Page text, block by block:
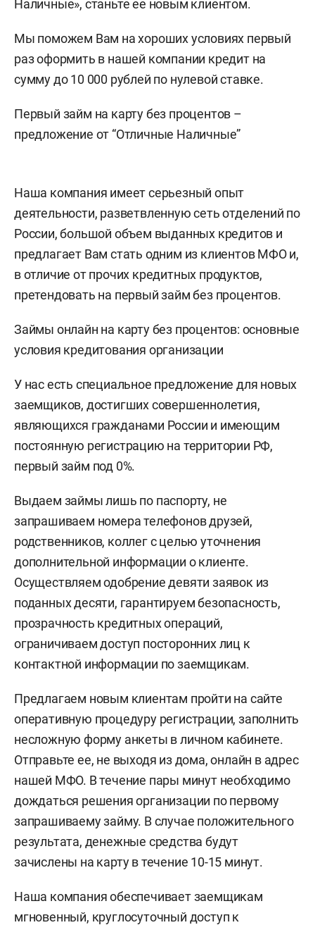
Наличные», станьте ее новым клиентом.
Мы поможем Вам на хороших условиях первый
раз оформить в нашей компании кредит на
сумму до 10 000 рублей по нулевой ставке.
Первый займ на карту без процентов –
предложение от “Отличные Наличные”
Наша компания имеет серьезный опыт
деятельности, разветвленную сеть отделений по
России, большой объем выданных кредитов и
предлагает Вам стать одним из клиентов МФО и,
в отличие от прочих кредитных продуктов,
претендовать на первый займ без процентов.
Займы онлайн на карту без процентов: основные
условия кредитования организации
У нас есть специальное предложение для новых
заемщиков, достигших совершеннолетия,
являющихся гражданами России и имеющим
постоянную регистрацию на территории РФ,
первый займ под 0%.
Выдаем займы лишь по паспорту, не
запрашиваем номера телефонов друзей,
родственников, коллег с целью уточнения
дополнительной информации о клиенте.
Осуществляем одобрение девяти заявок из
поданных десяти, гарантируем безопасность,
прозрачность кредитных операций,
ограничиваем доступ посторонних лиц к
контактной информации по заемщикам.
Предлагаем новым клиентам пройти на сайте
оперативную процедуру регистрации, заполнить
несложную форму анкеты в личном кабинете.
Отправьте ее, не выходя из дома, онлайн в адрес
нашей МФО. В течение пары минут необходимо
дождаться решения организации по первому
запрашиваему займу. В случае положительного
результата, денежные средства будут
зачислены на карту в течение 10-15 минут.
Наша компания обеспечивает заемщикам
мгновенный, круглосуточный доступ к